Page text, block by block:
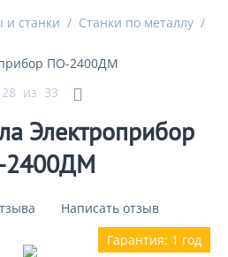
и станки / Станки по металлу /
ПО-2400ДМ
28 из 33
Электроприбор
Написать отзыв
Гарантия: 1 год